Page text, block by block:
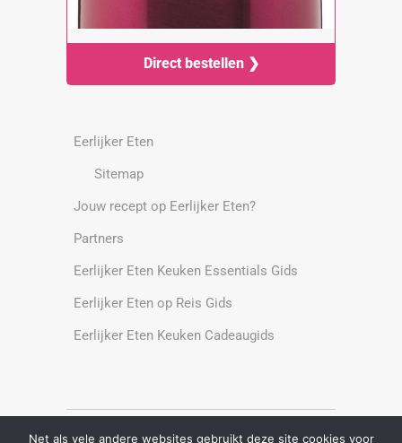
Direct bestellen ❯
Eerlijker Eten
Sitemap
Jouw recept op Eerlijker Eten?
Partners
Eerlijker Eten Keuken Essentials Gids
Eerlijker Eten op Reis Gids
Eerlijker Eten Keuken Cadeaugids
Net als vele andere websites gebruikt deze site cookies voor